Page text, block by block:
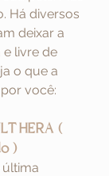
Há diversos
deixar a
e livre de
o que a
você:
(
)